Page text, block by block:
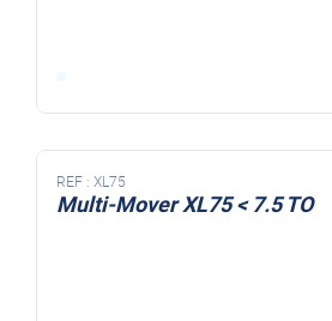
REF : XL75
Multi-Mover XL75 < 7.5 TO